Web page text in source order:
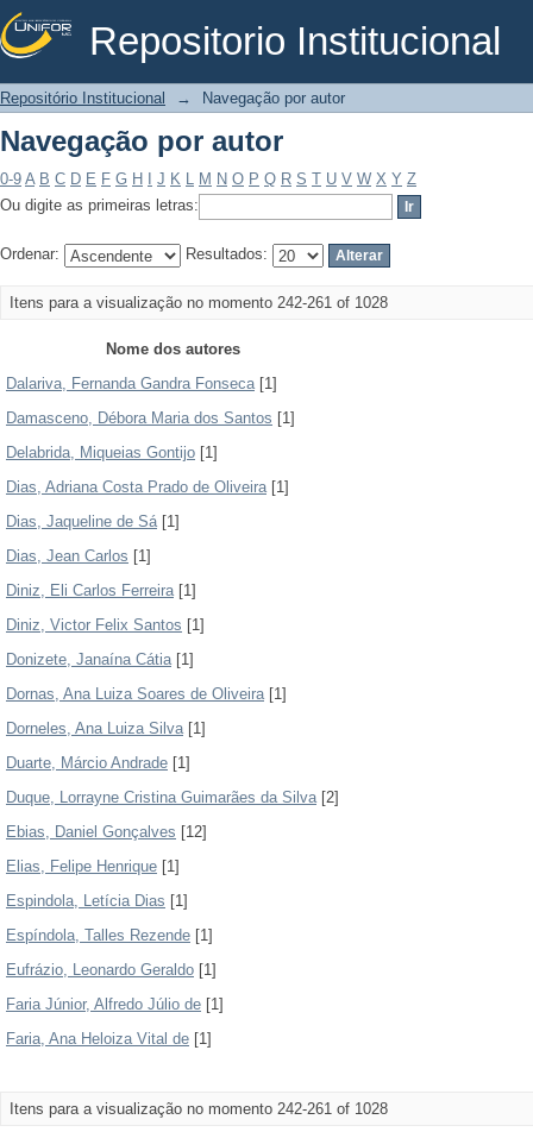
Repositorio Institucional
Navegação por autor
Repositório Institucional → Navegação por autor
Navegação por autor
0-9 A B C D E F G H J K L M N O P Q R S T U V W X Y Z
Ou digite as primeiras letras:
Ordenar: Resultados:
Itens para a visualização no momento 242-261 of 1028
Nome dos autores
Dalariva, Fernanda Gandra Fonseca[1]
Damasceno, Débora Maria dos Santos [1]
Delabrida, Miqueias Gontijo [1]
Dias, Adriana Costa Prado de Oliveira[1]
Dias, Jaqueline de Sá[1]
Dias, Jean Carlos [1]
Diniz, Eli Carlos Ferreira[1]
Diniz, Victor Felix Santos [1]
Donizete, Janaína Cátia[1]
Dornas, Ana Luiza Soares de Oliveira[1]
Dorneles, Ana Luiza Silva[1]
Duarte, Márcio Andrade [1]
Duque, Lorrayne Cristina Guimarães da Silva[2]
Ebias, Daniel Gonçalves [12]
Elias, Felipe Henrique [1]
Espindola, Letícia Dias [1]
Espíndola, Talles Rezende [1]
Eufrázio, Leonardo Geraldo [1]
Faria Júnior, Alfredo Júlio de [1]
Faria, Ana Heloiza Vital de [1]
Itens para a visualização no momento 242-261 of 1028